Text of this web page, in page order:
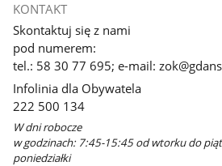
KONTAKT
Skontaktuj się z nami
pod numerem:
tel.: 58 30 77 695; e-mail:
Infolinia dla Obywatela
222 500 134
W dni robocze
w godzinach: 7:45-15:45 od wtorku do
poniedziałki